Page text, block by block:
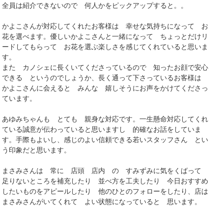
全員は紹介できないので 何人かをピックアップすると。。
かよこさんが対応してくれたお客様は 幸せな気持ちになって お
花を選べます。優しいかよこさんと一緒になって ちょっとだけリ
ードしてもらって お花を選ぶ楽しさを感じてくれていると思いま
す。
また カノシェに長くいてくださっているので 知ったお顔で安心
できる というのでしょうか、長く通って下さっているお客様は
かよこさんに会えると みんな 嬉しそうにお声をかけてくださっ
ています。
あゆみちゃんも とても 親身な対応です。一生懸命対応してくれ
ている誠意が伝わっていると思いますし 的確なお話をしていま
す。手際もよいし、感じのよい信頼できる若いスタッフさん とい
う印象だと思います。
まさみさんは 常に 店頭 店内 の すみずみに気をくばって
足りないところを補充したり 並べ方を工夫したり 今日おすすめ
したいものをアピールしたり 他のひとのフォローをしたり、店は
まさみさんがいてくれて よい状態になっていると 思います。